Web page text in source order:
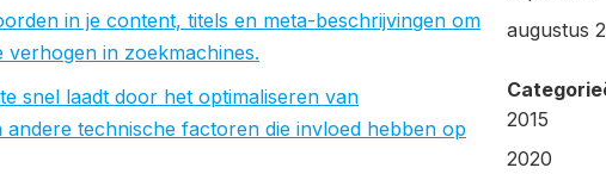
in je content, titels en meta-beschrijvingen om
verhogen in zoekmachines.
snel laadt door het optimaliseren van
technische factoren die invloed hebben op
augustus
2015
2020